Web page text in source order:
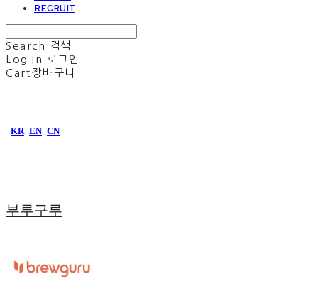
RECRUIT
Search
검색
Log In 로그인
Cart 장바구니
KR EN CN
부루구루